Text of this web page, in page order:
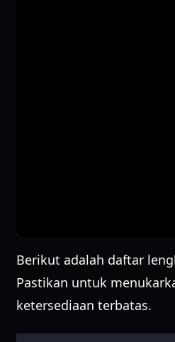
Berikut adalah daftar
Pastikan untuk
ketersediaan terbatas.